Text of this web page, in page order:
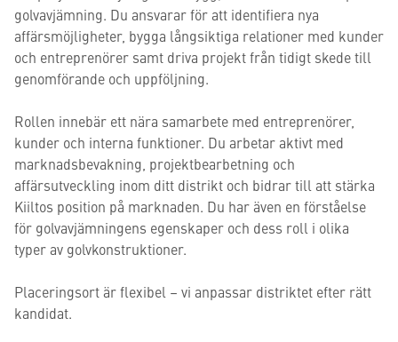
golvavjämning. Du ansvarar för att identifiera nya
affärsmöjligheter, bygga långsiktiga relationer med kunder
och entreprenörer samt driva projekt från tidigt skede till
genomförande och uppföljning.
Rollen innebär ett nära samarbete med entreprenörer,
kunder och interna funktioner. Du arbetar aktivt med
marknadsbevakning, projektbearbetning och
affärsutveckling inom ditt distrikt och bidrar till att stärka
Kiiltos position på marknaden. Du har även en förståelse
för golvavjämningens egenskaper och dess roll i olika
typer av golvkonstruktioner.
Placeringsort är flexibel – vi anpassar distriktet efter rätt
kandidat.